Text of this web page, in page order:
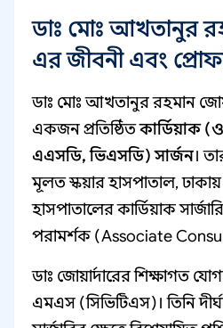
ডাঃ মোঃ আখতানুর
এর জীবনী এবং
ডাঃ মোঃ আখতানুর রহমান
একজন প্রতিষ্ঠিতকার্ডিয়াক
এএসডি, ভিএসডি) সার্জন।
মূলত স্কয়ার হাসপাতাল, ঢাকায়
হাসপাতালের কার্ডিয়াক
পরামর্শক (Associate
ডাঃ জোয়ার্দারের শিক্ষাগত
এমএস (সিভিটিএস)। তিনি